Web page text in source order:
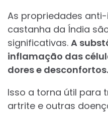
As propriedades
castanha da Índia
significativas. A
inflamação das
dores e desconfortos.
Isso a torna útil para
artrite e outras